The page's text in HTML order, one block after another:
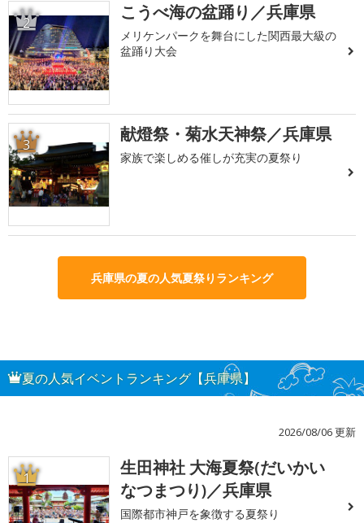
2 こうべ海の盆踊り／兵庫県
メリケンパークを舞台にした関西最大級の
盆踊り大会
3 献燈祭・菊水天神祭／兵庫県
家族で楽しめる催しが充実の夏祭り
兵庫県の夏の人気夏祭りランキング
夏の人気イベントランキング【兵庫県】
2026/08/06 更新
1
生田神社 大海夏祭(だいかい
なつまつり)／兵庫県
国際都市神戸を象徴する夏祭り